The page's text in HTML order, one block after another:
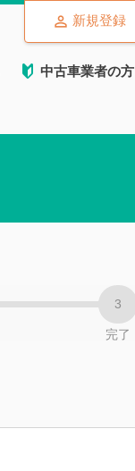
中古車業者の方
新規登録
完了